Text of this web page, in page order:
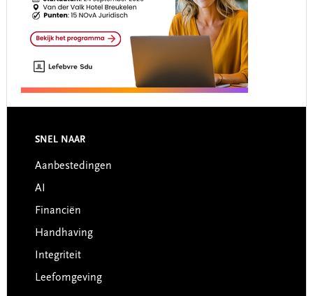
Footer
SNEL NAAR
Aanbestedingen
AI
Financiën
Handhaving
Integriteit
Leefomgeving